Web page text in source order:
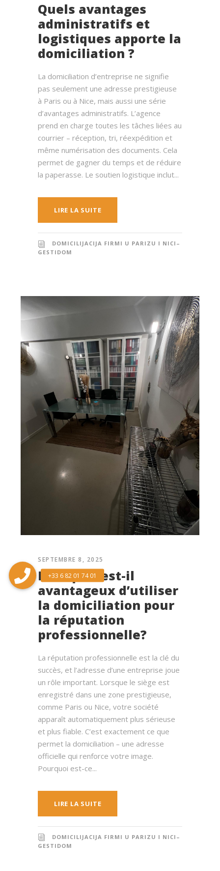
Quels avantages
administratifs et
logistiques apporte la
domiciliation ?
La domiciliation d’entreprise ne signifie
pas seulement une adresse prestigieuse
à Paris ou à Nice, mais aussi une série
d’avantages administratifs. L’agence
prend en charge toutes les tâches liées au
courrier – réception, tri, réexpédition et
même numérisation des documents. Cela
permet de gagner du temps et de réduire
la paperasse. Le soutien logistique inclut...
LIRE LA SUITE
DOMICILIJACIJA FIRMI U PARIZU I NICI–
GESTIDOM
SEPTEMBRE 8, 2025
Pourquoi est-il
avantageux d’utiliser
la domiciliation pour
la réputation
professionnelle?
La réputation professionnelle est la clé du
succès, et l’adresse d’une entreprise joue
un rôle important. Lorsque le siège est
enregistré dans une zone prestigieuse,
comme Paris ou Nice, votre société
apparaît automatiquement plus sérieuse
et plus fiable. C’est exactement ce que
permet la domiciliation – une adresse
officielle qui renforce votre image.
Pourquoi est-ce...
LIRE LA SUITE
DOMICILIJACIJA FIRMI U PARIZU I NICI–
GESTIDOM